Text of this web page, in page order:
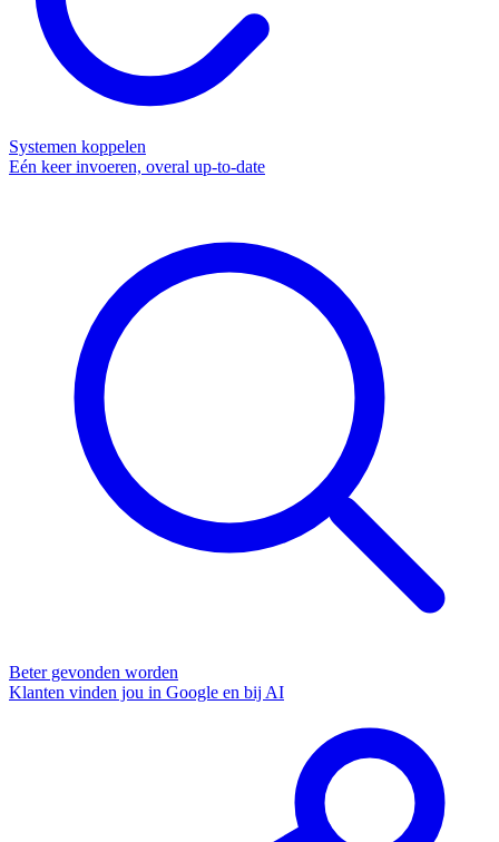
Systemen koppelen
Eén keer invoeren, overal up-to-date
Beter gevonden worden
Klanten vinden jou in Google en bij AI